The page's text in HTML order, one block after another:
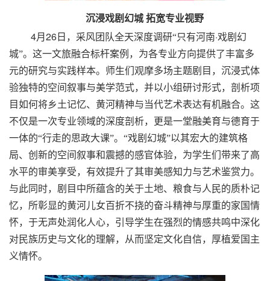
沉浸戏剧幻城 拓宽专业视野
4月 26日，采风团队全天深度调研“只有河南·戏剧幻
城”。这一文旅融合标杆案例，为各专业方向提供了丰富多
元的研究与实践样本。师生们观摩多场主题剧目，沉浸式体
验独特的空间叙事与美学范式，并以小组研讨形式，剖析项
目如何将乡土记忆、黄河精神与当代艺术表达有机融合。这
不仅是一次专业领域的深度剖析，更是一堂融美育与德育于
一体的“行走的思政大课”。“戏剧幻城”以其宏大的建筑格
局、创新的空间叙事和震撼的感官体验，为学生们带来了高
水平的审美享受，有效提升了其审美感知力与艺术鉴赏力。
与此同时，剧目中所蕴含的关于土地、粮食与人民的质朴记
忆，所彰显的黄河儿女百折不挠的奋斗精神与厚重的家国情
怀，于无声处润化人心，引导学生在强烈的情感共鸣中深化
对民族历史与文化的理解，从而坚定文化自信，厚植爱国主
义情怀。